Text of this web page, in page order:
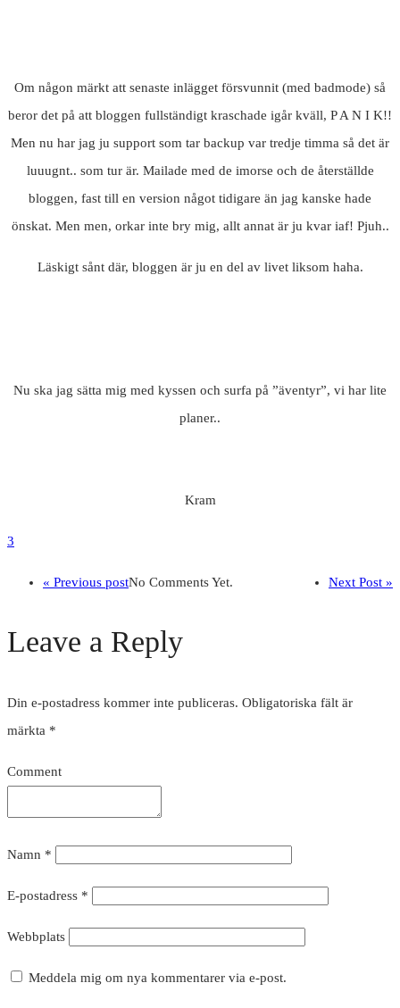
Om någon märkt att senaste inlägget försvunnit (med badmode) så
beror det på att bloggen fullständigt kraschade igår kväll, P A N I K!!
Men nu har jag ju support som tar backup var tredje timma så det är
luuugnt.. som tur är. Mailade med de imorse och de återställde
bloggen, fast till en version något tidigare än jag kanske hade
önskat. Men men, orkar inte bry mig, allt annat är ju kvar iaf! Pjuh..
Läskigt sånt där, bloggen är ju en del av livet liksom haha.
Nu ska jag sätta mig med kyssen och surfa på ”äventyr”, vi har lite
planer..
Kram
3
« Previous post Next Post »
No Comments Yet.
Leave a Reply
Din e-postadress kommer inte publiceras. Obligatoriska fält är
märkta *
Comment
Namn *
E-postadress *
Webbplats
Meddela mig om nya kommentarer via e-post.